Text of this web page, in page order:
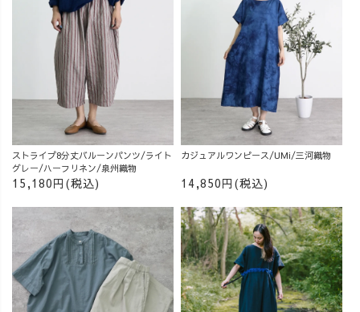
ストライプ8分丈バルーンパンツ/ライト
グレー/ハーフリネン/泉州織物
15,180円(税込)
カジュアルワンピース/UMi/三河織物
14,850円(税込)